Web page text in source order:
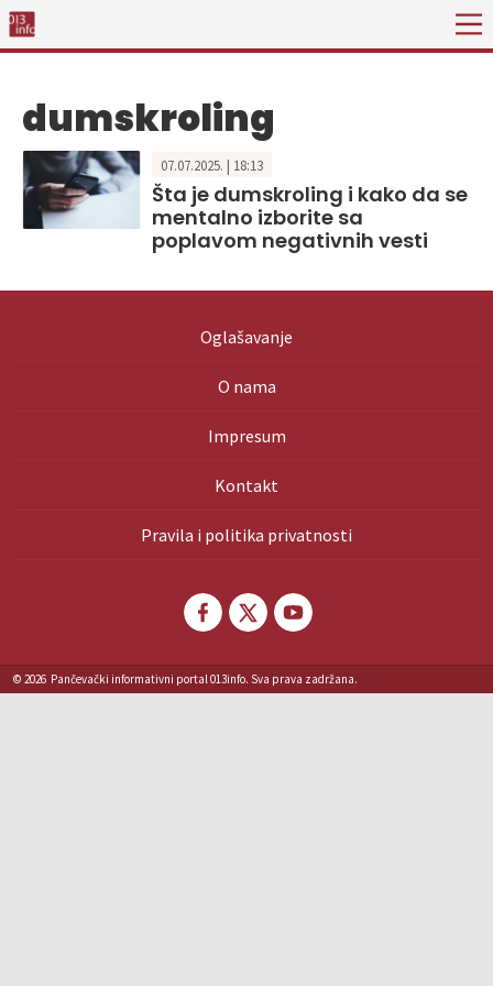
dumskroling
07.07.2025. | 18:13
Šta je dumskroling i kako da se
mentalno izborite sa
poplavom negativnih vesti
Oglašavanje
O nama
Impresum
Kontakt
Pravila i politika privatnosti
© 2026 Pančevački informativni portal 013info. Sva prava zadržana.